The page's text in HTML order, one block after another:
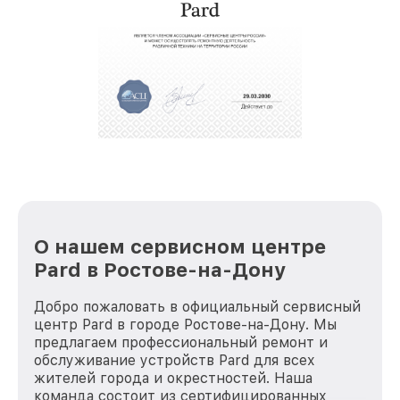
крупногабаритной техники, которые
обеспечат доставку устройств в сервис в
полной сохранности и бесплатно.
положительные отзывы и обрели отличную
репутацию. Мы постоянно совершенствуемся и
О нашем сервисном центре
Pard в Ростове-на-Дону
Добро пожаловать в официальный сервисный
центр Pard в городе Ростове-на-Дону. Мы
предлагаем профессиональный ремонт и
обслуживание устройств Pard для всех
жителей города и окрестностей. Наша
команда состоит из сертифицированных